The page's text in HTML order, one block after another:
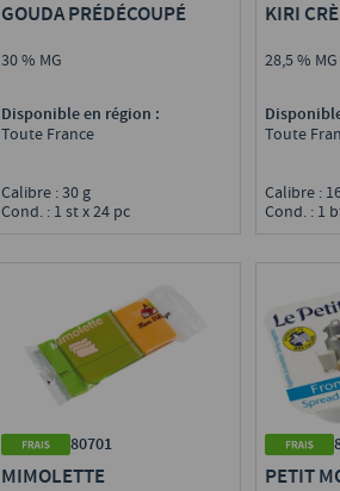
GOUDA PRÉDÉCOUPÉ
30 % MG
Disponible en région :
Toute France
Calibre : 30 g
Cond. : 1 st x 24 pc
KIRI
28,5 % MG
Toute
Calibre :
Cond. : 1
80701
MIMOLETTE PETIT